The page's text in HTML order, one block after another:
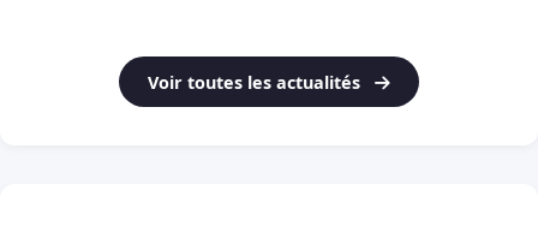
Voir toutes les actualités